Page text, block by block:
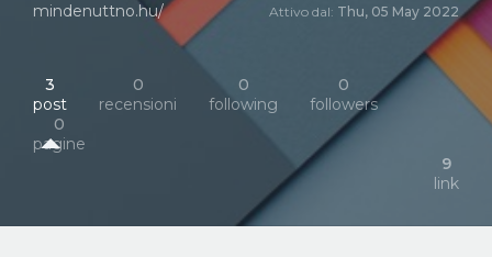
mindenuttno.hu/ Attivo dal: Thu, 05 May 2022
3
post
0
recensioni
0
following
0
followers
0
pagine
9
link